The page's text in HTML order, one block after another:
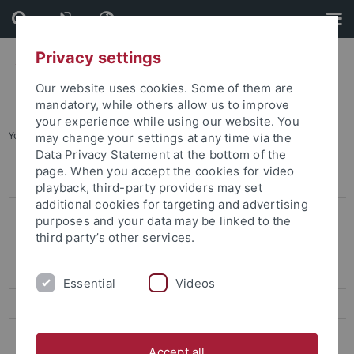
Skip
to
content
Skip
to
footer
You are here: Startseite ... Schreibevents
Studienanfang
Prüfungen
Beiträge und Gebühren
Administration
Das Diversitätsorientierte Schreibzentrum: Wissenschaftliches
Privacy settings
Our website uses cookies. Some of them are
mandatory, while others allow us to improve
your experience while using our website. You
may change your settings at any time via the
Data Privacy Statement at the bottom of the
page. When you accept the cookies for video
playback, third-party providers may set
additional cookies for targeting and advertising
purposes and your data may be linked to the
third party’s other services.
Essential Videos